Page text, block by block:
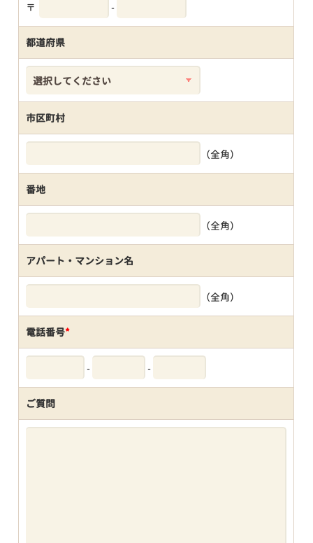
〒 -
都道府県
市区町村
（全角）
番地
（全角）
アパート・マンション名
（全角）
電話番号*
- -
ご質問